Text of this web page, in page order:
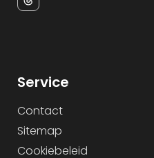
Service
Contact
Sitemap
Cookiebeleid